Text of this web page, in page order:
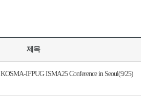
제목
IFPUG ISMA25 Conference in Seoul(9/25)